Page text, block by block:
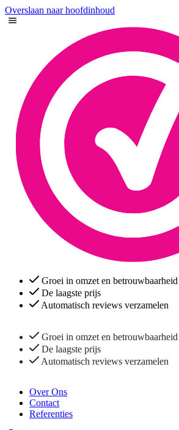
Overslaan naar hoofdinhoud
Groei in omzet en betrouwbaarheid
De laagste prijs
Automatisch reviews verzamelen
Groei in omzet en betrouwbaarheid
De laagste prijs
Automatisch reviews verzamelen
Over Ons
Contact
Referenties